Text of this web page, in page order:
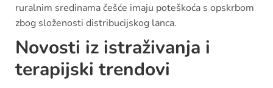
ruralnim sredinama češće imaju poteškoća s opskrbom
zbog složenosti distribucijskog lanca.
Novosti iz istraživanja i
terapijski trendovi